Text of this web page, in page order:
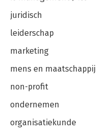
juridisch
leiderschap
marketing
mens en maatschappij
non-profit
ondernemen
organisatiekunde